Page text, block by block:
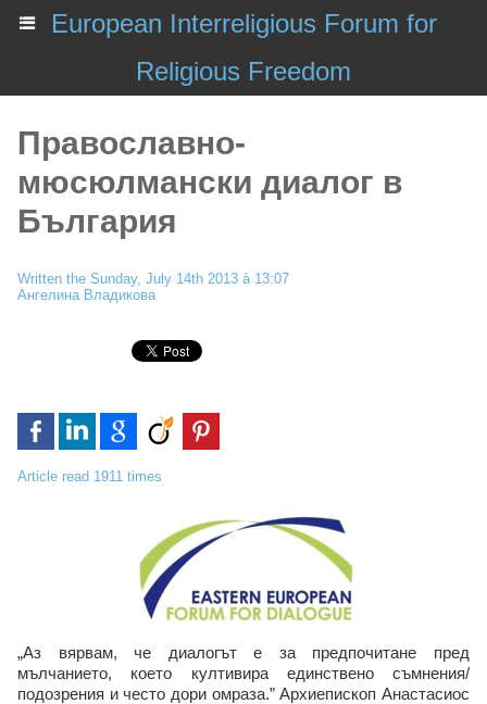
European Interreligious Forum for
Religious Freedom
Православно-
мюсюлмански диалог в
България
Written the Sunday, July 14th 2013 à 13:07
Ангелина Владикова
Article read 1911 times
„Аз вярвам, че диалогът е за предпочитане пред
мълчанието, което култивира единствено съмнения/
подозрения и често дори омраза.” Архиепископ Анастасиос